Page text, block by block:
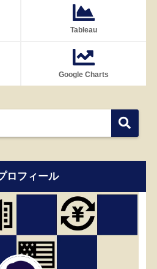
Tableau
Google Charts
ロフィール